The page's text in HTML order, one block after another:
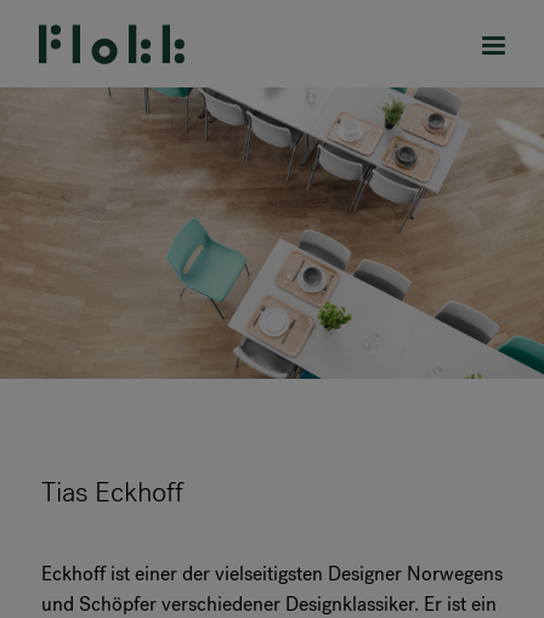
PRODUKTE
PROJEKTE
DESIGNER
Tias Eckhoff
Eckhoff ist einer der vielseitigsten Designer Norwegens
und Schöpfer verschiedener Designklassiker. Er ist ein